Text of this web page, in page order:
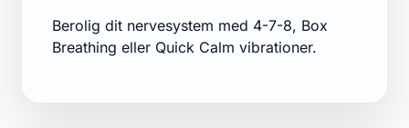
Berolig dit nervesystem med 4-7-8, Box
Breathing eller Quick Calm vibrationer.